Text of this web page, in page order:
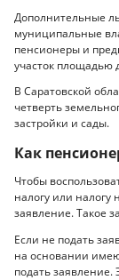
Дополнительные
муниципальные
пенсионеры и
участок площадью
В Саратовской
четверть
застройки и сады.
Как
Чтобы
налогу или
заявление. Такое
Если не подать
на основании
подать заявление.